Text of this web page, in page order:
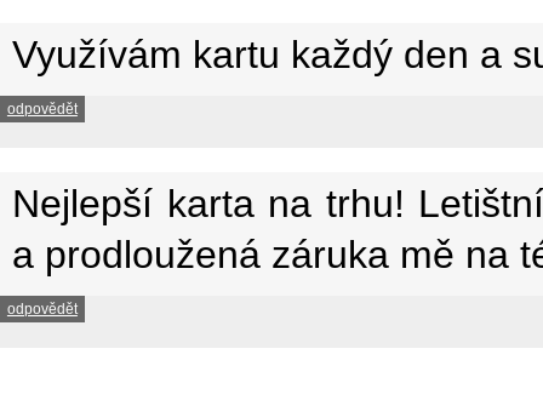
Využívám kartu každý den a
odpovědět
Nejlepší karta na trhu!
a prodloužená záruka mě na
odpovědět